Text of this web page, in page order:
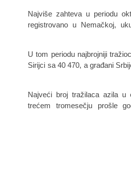
Najviše zahteva u periodu
registrovano u Nemačkoj,
U tom periodu najbrojniji
Sirijci sa 40 470, a građani
Najveći broj tražilaca azila u
trećem tromesečju prošle